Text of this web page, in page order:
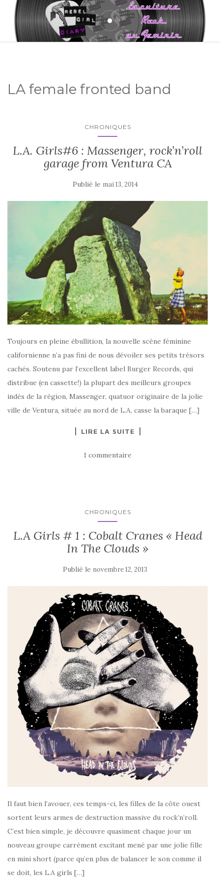
LA female fronted band
CHRONIQUES
L.A. Girls#6 : Massenger, rock’n’roll
garage from Ventura CA
Publié le mai 13, 2014
Toujours en pleine ébullition, la nouvelle scène féminine
californienne n’a pas fini de nous dévoiler ses petits trésors
cachés. Soutenu par l’excellent label Burger Records, qui
distribue (en cassette!) la plupart des meilleurs groupes
indés de la région, Massenger, quatuor originaire de la jolie
ville de Ventura, située au nord de L.A, casse la baraque […]
LIRE LA SUITE
1 commentaire
CHRONIQUES
L.A Girls # 1 : Cobalt Cranes « Head
In The Clouds »
Publié le novembre 12, 2013
Il faut bien l’avouer, ces temps-ci, les filles de la côte ouest
sortent leurs armes de destruction massive du rock’n’roll.
C’est bien simple, je découvre quasiment chaque jour un
nouveau groupe carrément excitant mené par une jolie fille
en mini short (parce qu’en plus de balancer le son comme il
se doit, les L.A girls […]